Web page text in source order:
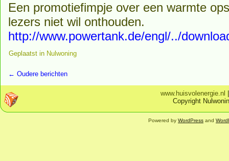
Een promotiefimpje over een warmte
lezers niet wil onthouden.
http://www.powertank.de/engl/../
Geplaatst in Nulwoning
← Oudere berichten
www.huisvolenergie.nl
Copyright
Powered by WordPress and